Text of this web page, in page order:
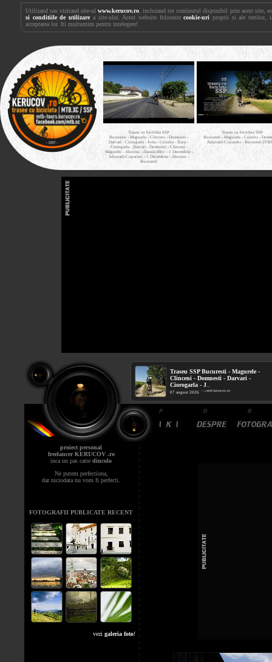
Utilizand sau vizitand site-ulwww.kerucov.ro , incluzand tot continutul disponibil prin acest site,
si conditiile de utilizare a site-ului. Acest website folosestecookie-uri proprii si ale tertilor,
acceptarea lor. Iti multumim pentru intelegere!
Traseu cu bicicleta SSP
Bucuresti - Magurele - Clinceni - Domnesti -
Darvari - Ciorogarla - Joita - Cosoba - Bacu -
Ciorogarla - Darvari - Domnesti - Clinceni -
Magurele - Alunisu - Darasti-Ilfov - 1 Decembrie -
Adunatii-Copaceni - 1 Decembrie - Alunisu -
Bucuresti
Traseu cu bicicleta SSP
Bucuresti - Magurele - Cosoba -
Adunatii-Copaceni - Bucuresti
Traseu SSP Bucuresti - Magurele -
Clinceni - Domnesti - Darvari -
Ciorogarla - J...
07 august 2026 / via mtb.kerucov.ro
proiect personal
freelancer KERUCOV .ro
inca un pas catre dincolo
Ne putem perfectiona,
dar niciodata nu vom fi perfecti.
FOTOGRAFII PUBLICATE RECENT
vezi galeria foto!